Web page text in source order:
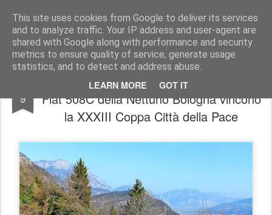
This site uses cookies from Google to deliver its services
and to analyze traffic. Your IP address and user-agent are
shared with Google along with performance and security
metrics to ensure quality of service, generate usage
statistics, and to detect and address abuse.
LEARN MORE GOT IT
AutoMotoCorse. Motorsport Random News 280912
9
CIREAS \ Alberto e Giuseppe Scapolo su
Fiat 508C della Nettuno Bologna vincono
la XXXIII Coppa Città della Pace